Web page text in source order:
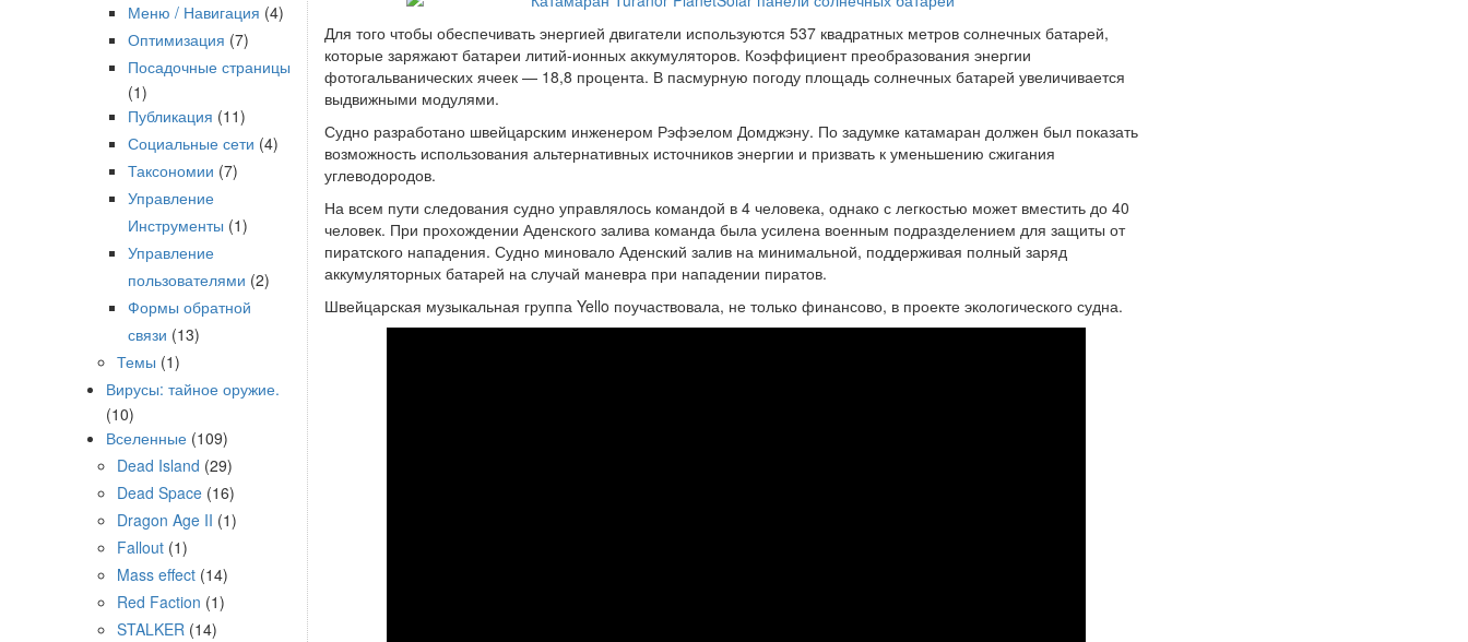
Для того чтобы обеспечивать энергией двигатели используются 537 квадратных метров солнечных батарей,
которые заряжают батареи литий-ионных аккумуляторов. Коэффициент преобразования энергии
фотогальванических ячеек — 18,8 процента. В пасмурную погоду площадь солнечных батарей увеличивается
выдвижными модулями.
Судно разработано швейцарским инженером Рэфэелом Домджэну. По задумке катамаран должен был показать
возможность использования альтернативных источников энергии и призвать к уменьшению сжигания
углеводородов.
На всем пути следования судно управлялось командой в 4 человека, однако с легкостью может вместить до 40
человек. При прохождении Аденского залива команда была усилена военным подразделением для защиты от
пиратского нападения. Судно миновало Аденский залив на минимальной, поддерживая полный заряд
аккумуляторных батарей на случай маневра при нападении пиратов.
Швейцарская музыкальная группа Yello поучаствовала, не только финансово, в проекте экологического судна.
Меню / Навигация (4)
Оптимизация (7)
Посадочные страницы
(1)
Публикация (11)
Социальные сети (4)
Таксономии (7)
Управление
Инструменты (1)
Управление
пользователями (2)
Формы обратной
связи (13)
Темы (1)
Вирусы: тайное оружие.
(10)
Вселенные (109)
Dead Island (29)
Dead Space (16)
Dragon Age II (1)
Fallout (1)
Mass effect (14)
Red Faction (1)
STALKER (14)